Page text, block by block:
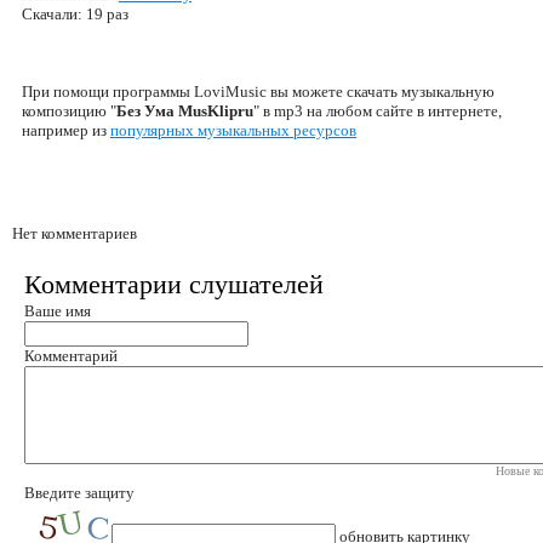
Скачали: 19 раз
При помощи программы LoviMusic вы можете скачать музыкальную
композицию "Без Ума MusKlipru" в mp3 на любом сайте в интернете,
например из популярных музыкальных ресурсов
Нет комментариев
Комментарии слушателей
Ваше имя
Комментарий
Новые
Введите защиту
обновить картинку